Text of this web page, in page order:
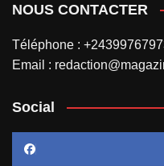
NOUS CONTACTER
Téléphone :
Email :
Social